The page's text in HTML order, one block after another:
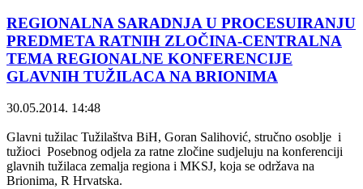
REGIONALNA SARADNJA U PROCESUIRANJU
PREDMETA RATNIH ZLOČINA-CENTRALNA
TEMA REGIONALNE KONFERENCIJE
GLAVNIH TUŽILACA NA BRIONIMA
30.05.2014. 14:48
Glavni tužilac Tužilaštva BiH, Goran Salihović, stručno osoblje i
tužioci Posebnog odjela za ratne zločine sudjeluju na konferenciji
glavnih tužilaca zemalja regiona i MKSJ, koja se održava na
Brionima, R Hrvatska.